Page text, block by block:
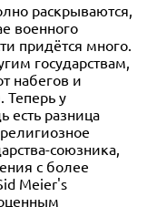
раскрываются,
военного
придётся много.
государствам,
набегов и
Теперь у
есть разница
союзника,
с более
Meier's